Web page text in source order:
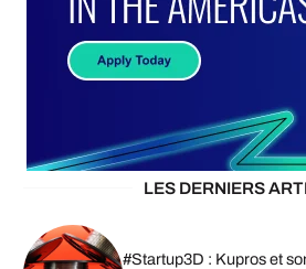
LES DERNIERS
#Startup3D : Kupros et